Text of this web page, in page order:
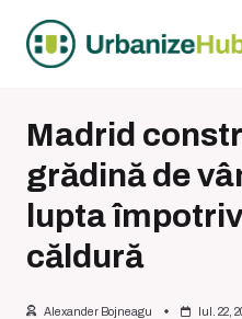
content
Madrid
grădină de
lupta
căldură
Alexander Bojneagu Iul. 22,